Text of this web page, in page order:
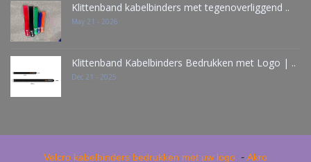
Klittenband kabelbinders met tegenoverliggend ..
May 21 - 2026
Klittenband Kabelbinders Bedrukken met Logo | ..
Dec 21 - 2025
Velcro kabelbinders bedrukken met uw logo - Akro